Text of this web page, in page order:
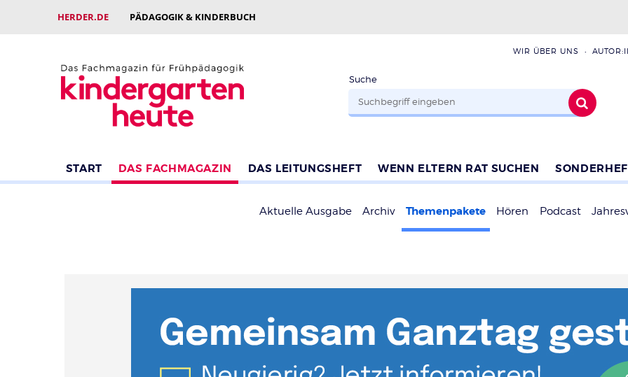
HERDER.DE PÄDAGOGIK & KINDERBUCH
WIR ÜBER UNS
Suche
START DAS FACHMAGAZIN DAS LEITUNGSHEFT WENN ELTERN RAT SUCHEN
Aktuelle Ausgabe Archiv Themenpakete Hören Podcast